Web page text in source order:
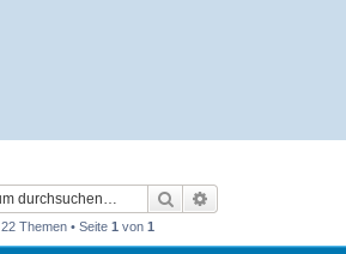
Suche
22 Themen • Seite 1 von 1